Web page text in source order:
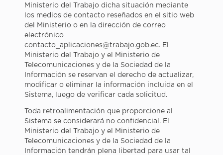
Ministerio del Trabajo dicha situación mediante
los medios de contacto reseñados en el sitio web
del Ministerio o en la dirección de correo
electrónico
contacto_aplicaciones@trabajo.gob.ec. El
Ministerio del Trabajo y el Ministerio de
Telecomunicaciones y de la Sociedad de la
Información se reservan el derecho de actualizar,
modificar o eliminar la información incluida en el
Sistema, luego de verificar cada solicitud.
Toda retroalimentación que proporcione al
Sistema se considerará no confidencial. El
Ministerio del Trabajo y el Ministerio de
Telecomunicaciones y de la Sociedad de la
Información tendrán plena libertad para usar tal